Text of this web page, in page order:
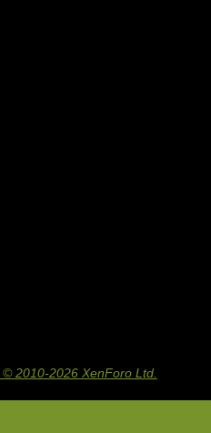
© 2010-2026 XenForo Ltd.